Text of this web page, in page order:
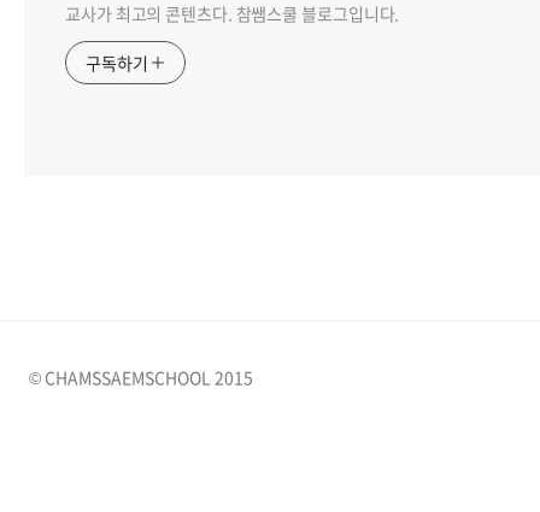
교사가 최고의 콘텐츠다. 참쌤스쿨 블로그입니다.
구독하기
© CHAMSSAEMSCHOOL 2015